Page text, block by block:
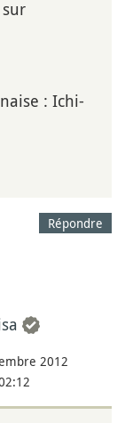
: Ichi-
Répondre
2012